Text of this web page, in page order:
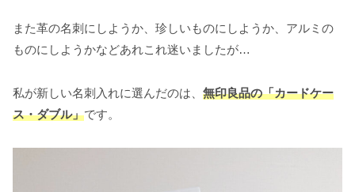
また革の名刺にしようか、珍しいものにしようか、アルミの
ものにしようかなどあれこれ迷いましたが…
私が新しい名刺入れに選んだのは、 無印良品の「カードケー
ス・ダブル」です。